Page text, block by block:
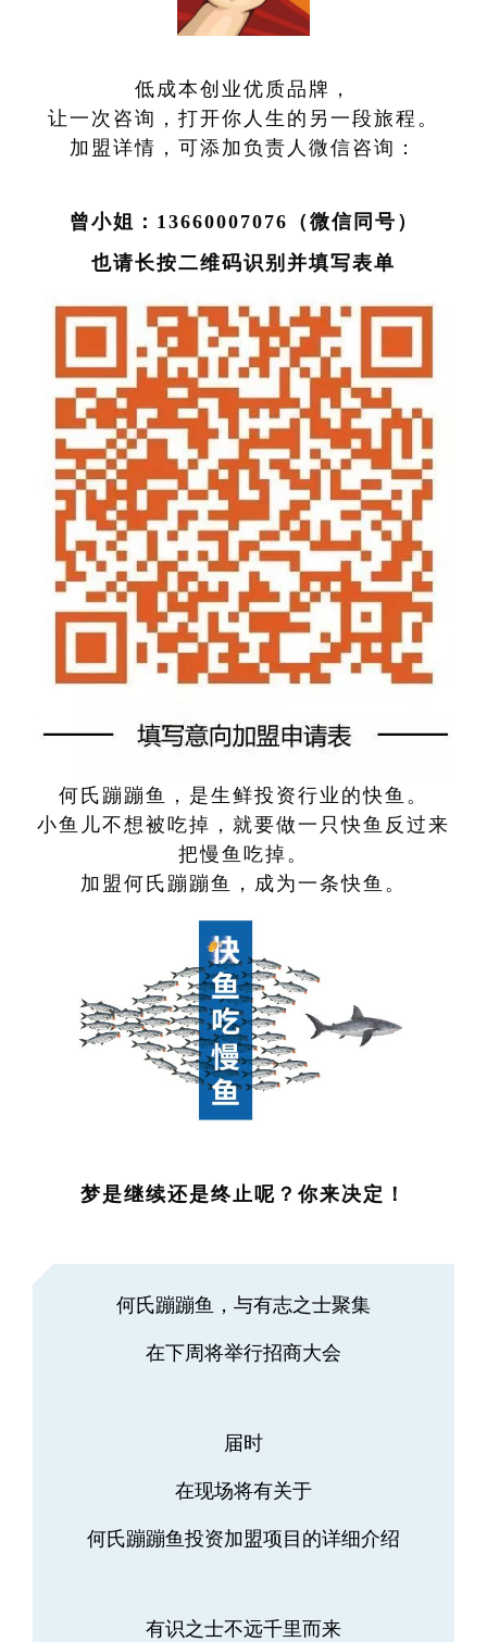
低成本创业优质品牌，
让一次咨询，打开你人生的另一段旅程。
加盟详情，可添加负责人微信咨询：
曾小姐： 13660007076（微信同号）
也请长按二维码识别并填写表单
何氏蹦蹦鱼，是生鲜投资行业的快鱼。
小鱼儿不想被吃掉，就要做一只快鱼反过来
把慢鱼吃掉。
加盟何氏蹦蹦鱼，成为一条快鱼。
梦是继续还是终止呢？你来决定！
何氏蹦蹦鱼，与有志之士聚集
在下周将举行招商大会
届时
在现场将有关于
何氏蹦蹦鱼投资加盟项目的详细介绍
有识之士不远千里而来